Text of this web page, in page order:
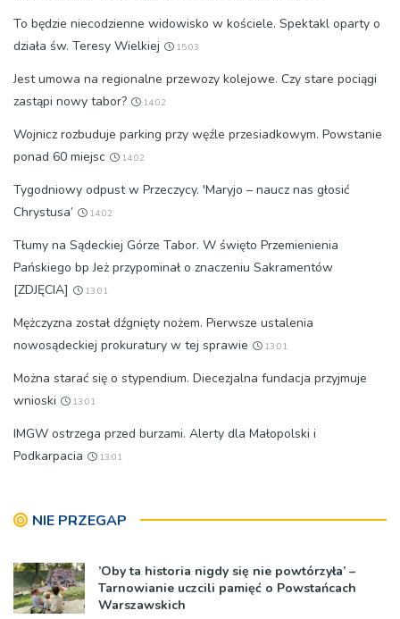
To będzie niecodzienne widowisko w kościele. Spektakl oparty o
działa św. Teresy Wielkiej
15:03
Jest umowa na regionalne przewozy kolejowe. Czy stare pociągi
zastąpi nowy tabor?
14:02
Wojnicz rozbuduje parking przy węźle przesiadkowym. Powstanie
ponad 60 miejsc
14:02
Tygodniowy odpust w Przeczycy. 'Maryjo – naucz nas głosić
Chrystusa’
14:02
Tłumy na Sądeckiej Górze Tabor. W święto Przemienienia
Pańskiego bp Jeż przypominał o znaczeniu Sakramentów
[ZDJĘCIA]
13:01
Mężczyzna został dźgnięty nożem. Pierwsze ustalenia
nowosądeckiej prokuratury w tej sprawie
13:01
Można starać się o stypendium. Diecezjalna fundacja przyjmuje
wnioski
13:01
IMGW ostrzega przed burzami. Alerty dla Małopolski i
Podkarpacia
13:01
NIE PRZEGAP
’Oby ta historia nigdy się nie powtórzyła’ –
Tarnowianie uczcili pamięć o Powstańcach
Warszawskich